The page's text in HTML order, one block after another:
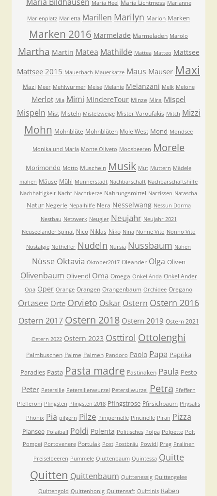
Maria Heel Maria Lichtmess Marianne
Marienplatz Marietta Marillen Marilyn Marion Marken
Marken 2016 Marmelade Marmeladen Marolo
Martha Martin Matea Mathilde Mattea Matteo Mattsee
Mattsee 2015 Mauerbach Mauerkatze Maus Mauser Maxi
Mazi Meer Mehlwürmer Meise Melanie Melanzani Melk Melone
Merlot Mia Mimi MindereTour Minze Mira Mispel
Mispeln Mist Misteln Mistelzweige Mister Varoufakis Mitch Mizzi
Mohn Mohnblüte Mohnblüten Mole West Mond Mondsee
Monika und Maria Monte Oliveto Moosbeeren Morele
Morimondo Motto Muscheln Musik Mut Muttern Mädele
mähen Mäuse Mühl Münnerstadt Nachbarschaft Nachbarschaftshilfe
Nachhaltigkeit Nacht Nachtkerze Nahrungsmittel Narzissen Natascha
Natur Negerle Nepalhilfe Nera Nesselwang Nessun Dorma
Nestbau Netzwerk Neugier Neujahr Neujahr 2021
Neuseeländer Spinat Nico Niklas Niko Nina Nonne Vito Nonno Vito
Nostalgie Nothelfer Nudeln Nursia Nussbaum Nähen
Nüsse Oktavia Oktober2017 Oleander Olga Oliven
Olivenbaum Olivenöl Oma Omega Onkel Anda Onkel Ander
Opa Oper Orange Orangen Orangenbaum Orchidee Oregano
Ortasee Orte Orvieto Oskar Ostern Ostern 2016
Ostern 2017 Ostern 2018 Ostern 2019 Ostern 2021
Ostern 2022 Ostern 2023 Osttirol Ottolenghi
Palmbuschen Palme Palmen Pandoro Paolo Papa Paprika
Paradies Pasta Pasta madre Pastinaken Paula Pesto
Peter Petersilie Petersilienwurzel Petersilwurzel Petra Pfeffern
Pfefferoni Pfingsten Pfingsten 2018 Pfingstrose Pfirsichbaum Physalis
Phönix Pia pilgern Pilze Pimpernelle Pincinelle Piran Pizza
Plansee Polaiball Poldi Polenta Politisches Polpa Polpette Polt
Pompei Portovenere Portulak Post Postbräu Powidl Prag Pralinen
Preiselbeeren Pummele Qiuttenbaum Quintessa Quitte
Quitten Quittenbaum Quittenessig Quittengelee
Quittengold Quittenhonig Quittensaft Quittinis Raben